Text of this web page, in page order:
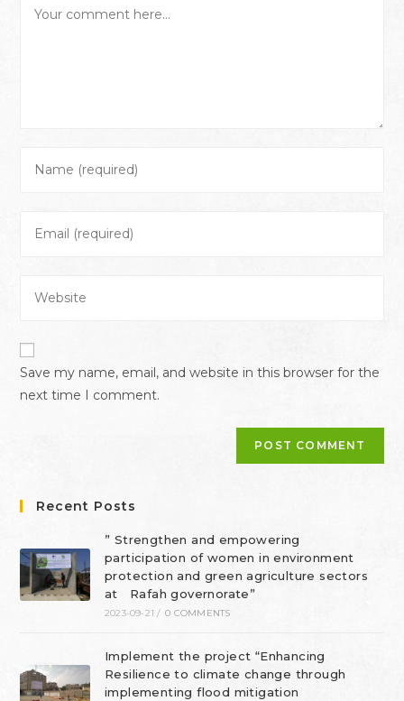
Save my name, email, and website in this browser for the
next time I comment.
Recent Posts
” Strengthen and empowering
participation of women in environment
protection and green agriculture sectors
at Rafah governorate”
2023-09-21 / 0 COMMENTS
Implement the project “Enhancing
Resilience to climate change through
implementing flood mitigation